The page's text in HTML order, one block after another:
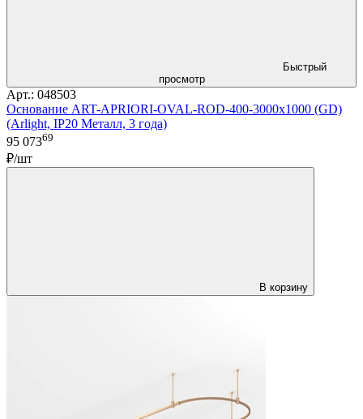
Быстрый
просмотр
Арт.: 048503
Основание ART-APRIORI-OVAL-ROD-400-3000x1000 (GD)
(Arlight, IP20 Металл, 3 года)
95 07369
₽/шт
В корзину